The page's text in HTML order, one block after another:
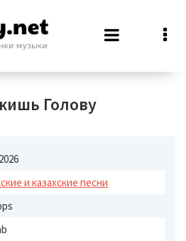
Голову
и казахские песни